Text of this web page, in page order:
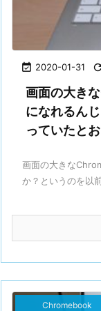
 2020-01-31 
画面の大き
になれるん
っていたと
画面の大きな
か？というのを以
Chromebook